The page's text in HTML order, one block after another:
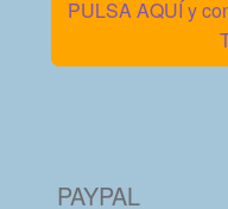
PULSA AQUÍ y
PAYPAL